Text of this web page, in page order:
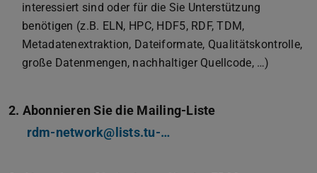
interessiert sind oder für die Sie Unterstützung
benötigen (z.B. ELN, HPC, HDF5, RDF, TDM,
Metadatenextraktion, Dateiformate, Qualitätskontrolle,
große Datenmengen, nachhaltiger Quellcode, …)
2. Abonnieren Sie die Mailing-Liste
rdm-network@lists.tu-…